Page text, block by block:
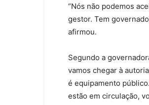
“Nós não podemos
gestor. Tem
afirmou.
Segundo a
vamos chegar à
é equipamento
estão em circulação,